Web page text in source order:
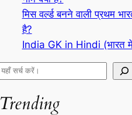
मिस वर्ल्ड बनने वाली प्रथम
है?
India GK in Hindi (भारत
S
a
Trending